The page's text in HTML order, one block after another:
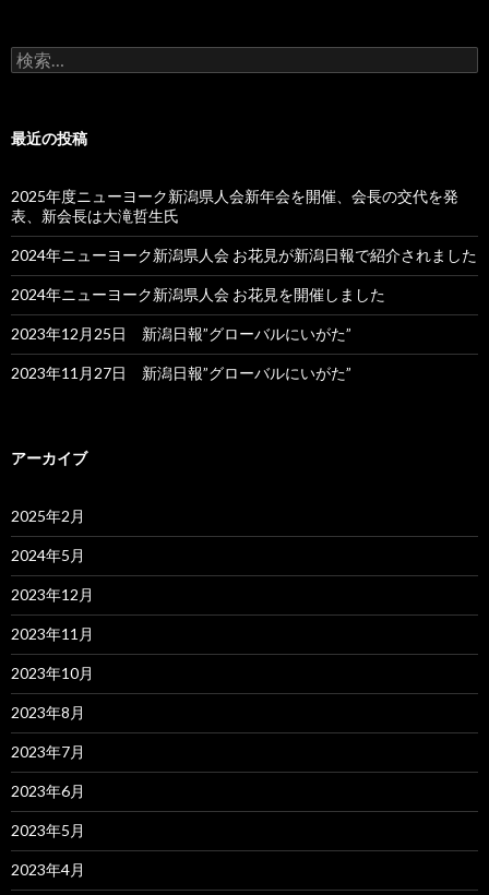
検
索:
最近の投稿
2025年度ニューヨーク新潟県人会新年会を開催、会長の交代を発
表、新会長は大滝哲生氏
2024年ニューヨーク新潟県人会 お花見が新潟日報で紹介されました
2024年ニューヨーク新潟県人会 お花見を開催しました
2023年12月25日 新潟日報”グローバルにいがた”
2023年11月27日 新潟日報”グローバルにいがた”
アーカイブ
2025年2月
2024年5月
2023年12月
2023年11月
2023年10月
2023年8月
2023年7月
2023年6月
2023年5月
2023年4月